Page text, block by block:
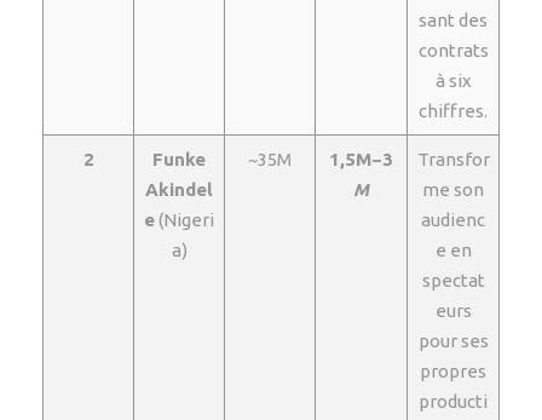
sant des
contrats
à six
chiffres.
2
Funke
Akindel
e(Nigeri
a)
~35M
1,5M−3
M
Transfor
me son
audienc
e en
spectat
eurs
pour ses
propres
producti